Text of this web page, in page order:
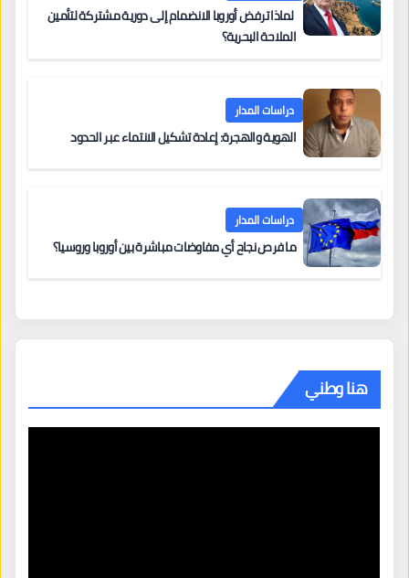
لماذا ترفض أوروبا الانضمام إلى دورية مشتركة لتأمين
الملاحة البحرية؟
دراسات المدار
الهوية والهجرة: إعادة تشكيل الانتماء عبر الحدود
دراسات المدار
ما فرص نجاح أي مفاوضات مباشرة بين أوروبا وروسيا؟
هنا وطني